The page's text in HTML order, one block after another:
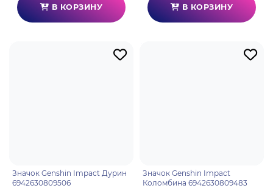
В КОРЗИНУ В КОРЗИНУ
Значок Genshin Impact Дурин
6942630809506
Значок Genshin Impact
Коломбина 6942630809483